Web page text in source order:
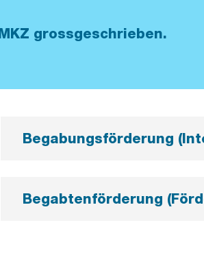
grossgeschrieben.
Begabungsförderung
Begabtenförderung